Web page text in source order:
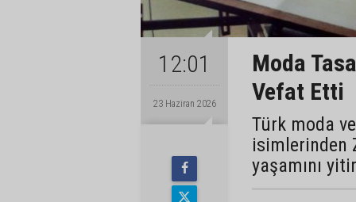
12:01
23 Haziran 2026
Moda
Vefat Etti
Türk moda
isimlerinden
yaşamını